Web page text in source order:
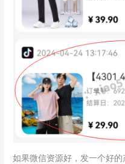
如果微信资源好，发一个好